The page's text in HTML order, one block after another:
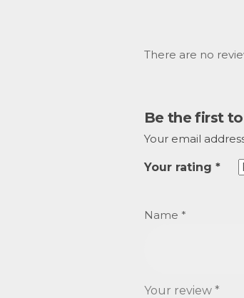
There are no
Be the first
Your email
Name *
Your rating *
Your review *